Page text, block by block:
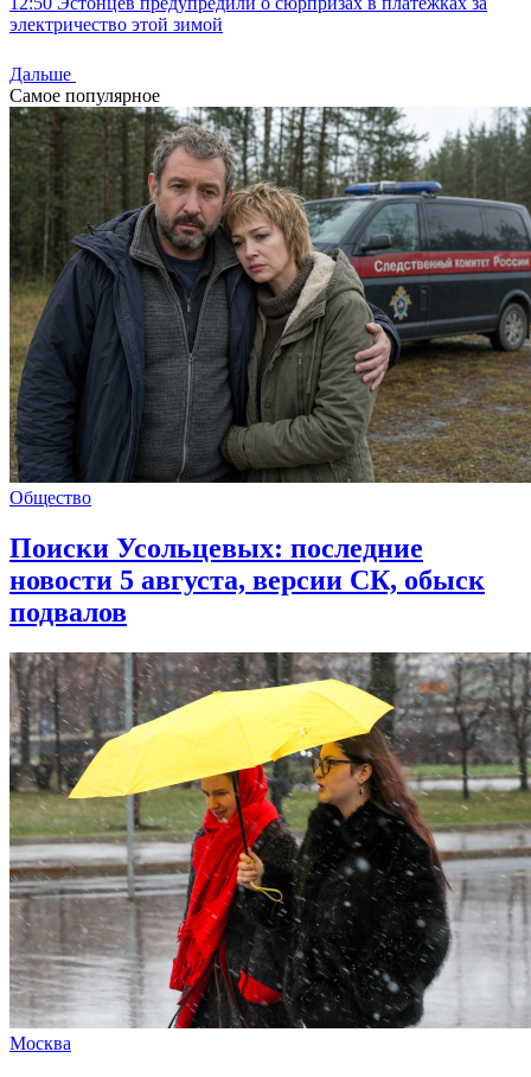
электричество этой зимой
Дальше
Самое популярное
Общество
Поиски Усольцевых: последние
новости 5 августа, версии СК, обыск
подвалов
Москва